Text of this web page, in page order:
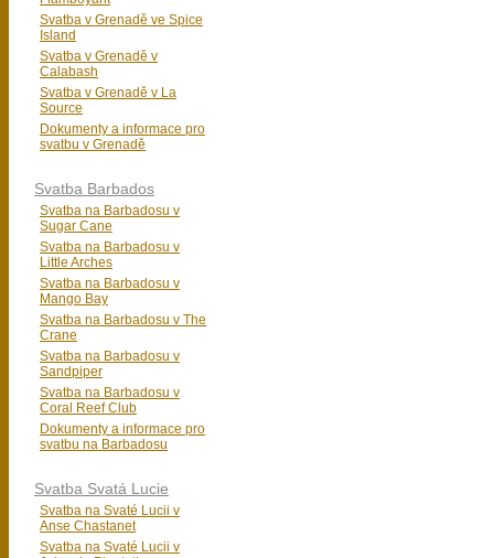
Svatba v Grenadě ve Spice
Island
Svatba v Grenadě v
Calabash
Svatba v Grenadě v La
Source
Dokumenty a informace pro
svatbu v Grenadě
Svatba Barbados
Svatba na Barbadosu v
Sugar Cane
Svatba na Barbadosu v
Little Arches
Svatba na Barbadosu v
Mango Bay
Svatba na Barbadosu v The
Crane
Svatba na Barbadosu v
Sandpiper
Svatba na Barbadosu v
Coral Reef Club
Dokumenty a informace pro
svatbu na Barbadosu
Svatba Svatá Lucie
Svatba na Svaté Lucii v
Anse Chastanet
Svatba na Svaté Lucii v